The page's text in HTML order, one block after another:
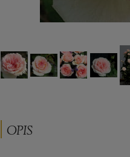
OPIS